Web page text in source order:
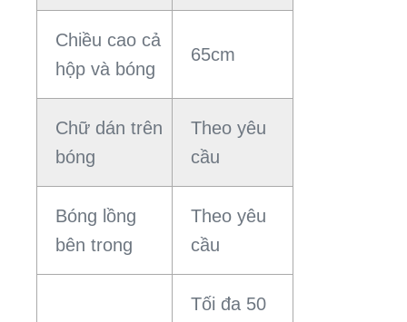
Chiều cao cả
hộp và bóng
65cm
Chữ dán trên
bóng
Theo yêu
cầu
Bóng lồng
bên trong
Theo yêu
cầu
Tối đa 50